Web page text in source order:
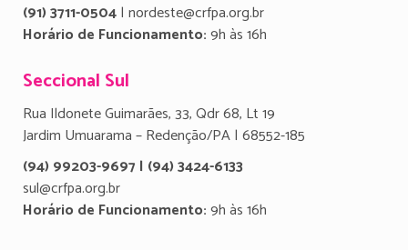
(91) 3711-0504| nordeste@crfpa.org.br
Horário de Funcionamento:9h às 16h
Seccional Sul
Rua Ildonete Guimarães, 33, Qdr 68, Lt 19
Jardim Umuarama – Redenção/PA | 68552-185
(94) 99203-9697 | (94) 3424-6133
sul@crfpa.org.br
Horário de Funcionamento:9h às 16h